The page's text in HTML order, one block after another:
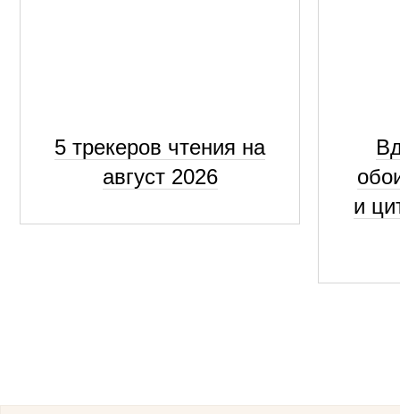
5 трекеров чтения на
август 2026
и